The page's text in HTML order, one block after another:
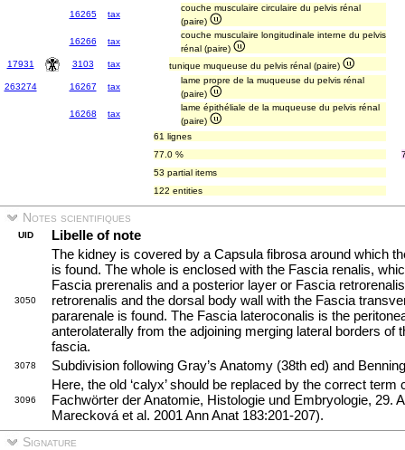
16265
tax
couche musculaire circulaire du pelvis rénal
(paire)
16266
tax
couche musculaire longitudinale interne du pelvis
rénal (paire)
17931
3103 tax tunique muqueuse du pelvis rénal (paire)
263274 16267 tax
lame propre de la muqueuse du pelvis rénal
(paire)
16268
tax
lame épithéliale de la muqueuse du pelvis rénal
(paire)
61 lignes
77.0 %
53 partial items
122 entities
Notes scientifiques
UID Libelle of note
3050
The kidney is covered by a Capsula fibrosa around which
is found. The whole is enclosed with the Fascia renalis,
Fascia prerenalis and a posterior layer or Fascia
retrorenalis and the dorsal body wall with the Fascia
pararenale is found. The Fascia lateroconalis is the
anterolaterally from the adjoining merging lateral borders of
fascia.
3078 Subdivision following Gray’s Anatomy (38th ed) and
3096
Here, the old ‘calyx’ should be replaced by the correct term
Fachwörter der Anatomie, Histologie und Embryologie, 29.
Marecková et al. 2001 Ann Anat 183:201-207).
Signature